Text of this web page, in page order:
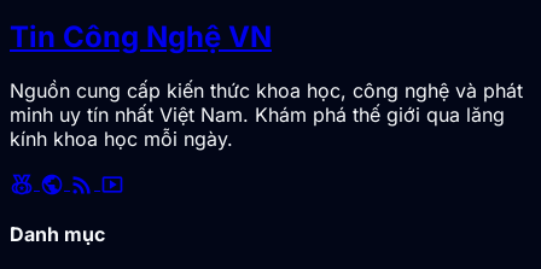
Tin Công Nghệ VN
Nguồn cung cấp kiến thức khoa học, công nghệ và phát
minh uy tín nhất Việt Nam. Khám phá thế giới qua lăng
kính khoa học mỗi ngày.
social_leaderboard public rss_feed smart_display
Danh mục